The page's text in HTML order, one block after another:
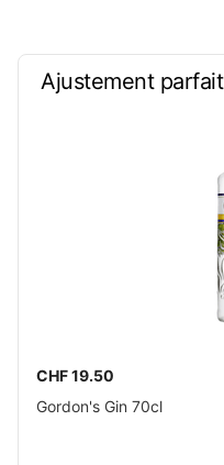
Ajustement parfait
CHF 19.50
Gordon's Gin 70cl